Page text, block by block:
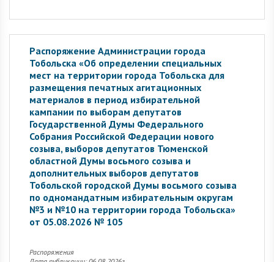
Распоряжение Администрации города
Тобольска «Об определении специальных
мест на территории города Тобольска для
размещения печатных агитационных
материалов в период избирательной
кампании по выборам депутатов
Государственной Думы Федерального
Собрания Российской Федерации нового
созыва, выборов депутатов Тюменской
областной Думы восьмого созыва и
дополнительных выборов депутатов
Тобольской городской Думы восьмого созыва
по одномандатным избирательным округам
№3 и №10 на территории города Тобольска»
от 05.08.2026 № 105
Распоряжения